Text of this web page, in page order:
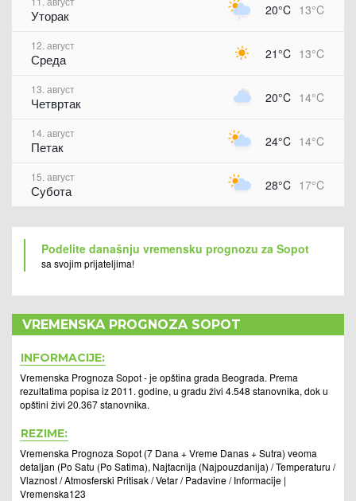
Уторак 20°C 13°C
12. август
Среда 21°C 13°C
13. август
Четвртак 20°C 14°C
14. август
Петак 24°C 14°C
15. август
Субота 28°C 17°C
Podelite današnju vremensku prognozu za Sopot
sa svojim prijateljima!
VREMENSKA PROGNOZA SOPOT
INFORMACIJE:
Vremenska Prognoza Sopot - je opština grada Beograda. Prema
rezultatima popisa iz 2011. godine, u gradu živi 4.548 stanovnika, dok u
opštini živi 20.367 stanovnika.
REZIME:
Vremenska Prognoza Sopot (7 Dana + Vreme Danas + Sutra) veoma
detaljan (Po Satu (Po Satima), Najtacnija (Najpouzdanija) / Temperaturu /
Vlaznost / Atmosferski Pritisak / Vetar / Padavine / Informacije |
Vremenska123